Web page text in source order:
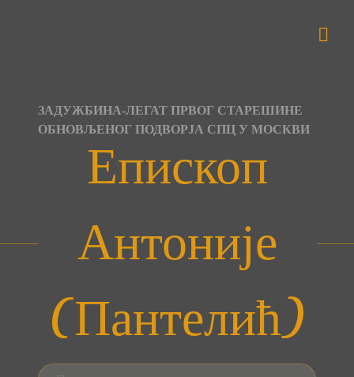
ЗАДУЖБИНА-ЛЕГАТ ПРВОГ СТАРЕШИНЕ
ОБНОВЉЕНОГ ПОДВОРЈА СПЦ У МОСКВИ
Епископ
Антоније
(Пантелић)
Претрага